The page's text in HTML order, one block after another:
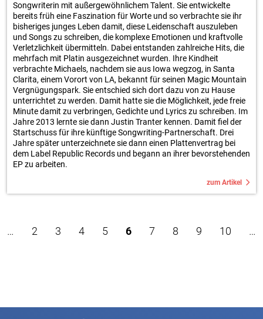
Songwriterin mit außergewöhnlichem Talent. Sie entwickelte
bereits früh eine Faszination für Worte und so verbrachte sie ihr
bisheriges junges Leben damit, diese Leidenschaft auszuleben
und Songs zu schreiben, die komplexe Emotionen und kraftvolle
Verletzlichkeit übermitteln. Dabei entstanden zahlreiche Hits, die
mehrfach mit Platin ausgezeichnet wurden. Ihre Kindheit
verbrachte Michaels, nachdem sie aus Iowa wegzog, in Santa
Clarita, einem Vorort von LA, bekannt für seinen Magic Mountain
Vergnügungspark. Sie entschied sich dort dazu von zu Hause
unterrichtet zu werden. Damit hatte sie die Möglichkeit, jede freie
Minute damit zu verbringen, Gedichte und Lyrics zu schreiben. Im
Jahre 2013 lernte sie dann Justin Tranter kennen. Damit fiel der
Startschuss für ihre künftige Songwriting-Partnerschaft. Drei
Jahre später unterzeichnete sie dann einen Plattenvertrag bei
dem Label Republic Records und begann an ihrer bevorstehenden
EP zu arbeiten.
zum Artikel
… 2 3 4 5 6 7 8 9 10 …